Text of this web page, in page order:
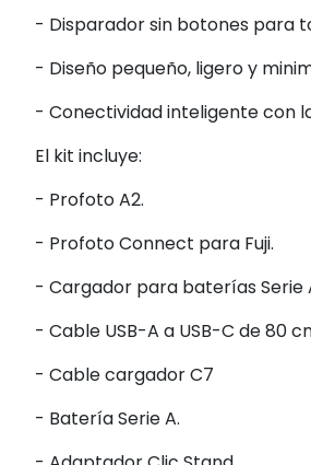
- Disparador sin botones para
- Diseño pequeño, ligero y
- Conectividad inteligente con
El kit incluye:
- Profoto A2.
- Profoto Connect para Fuji.
- Cargador para baterías Serie
- Cable USB-A a USB-C de 80
- Cable cargador C7
- Batería Serie A.